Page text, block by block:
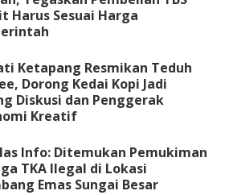
Harus Sesuai Harga
Ketapang Resmikan Teduh
Dorong Kedai Kopi Jadi
Diskusi dan Penggerak
Kreatif
Info: Ditemukan Pemukiman
TKA Ilegal di Lokasi
Emas Sungai Besar